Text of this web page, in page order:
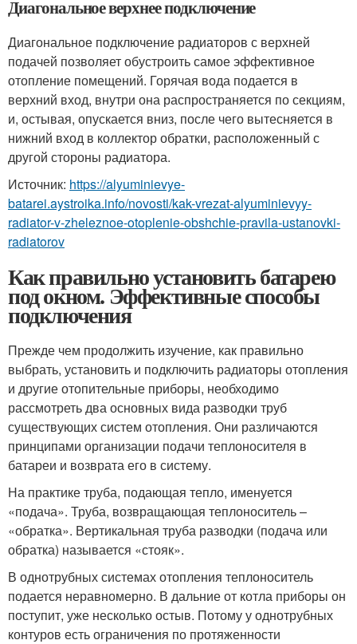
Диагональное верхнее подключение
Диагональное подключение радиаторов с верхней
подачей позволяет обустроить самое эффективное
отопление помещений. Горячая вода подается в
верхний вход, внутри она распространяется по секциям,
и, остывая, опускается вниз, после чего вытесняется в
нижний вход в коллектор обратки, расположенный с
другой стороны радиатора.
Источник: https://alyuminievye-
batarei.aystroika.info/novosti/kak-vrezat-alyuminievyy-
radiator-v-zheleznoe-otoplenie-obshchie-pravila-ustanovki-
radiatorov
Как правильно установить батарею
под окном. Эффективные способы
подключения
Прежде чем продолжить изучение, как правильно
выбрать, установить и подключить радиаторы отопления
и другие отопительные приборы, необходимо
рассмотреть два основных вида разводки труб
существующих систем отопления. Они различаются
принципами организации подачи теплоносителя в
батареи и возврата его в систему.
На практике труба, подающая тепло, именуется
«подача». Труба, возвращающая теплоноситель –
«обратка». Вертикальная труба разводки (подача или
обратка) называется «стояк».
В однотрубных системах отопления теплоноситель
подается неравномерно. В дальние от котла приборы он
поступит, уже несколько остыв. Потому у однотрубных
контуров есть ограничения по протяженности